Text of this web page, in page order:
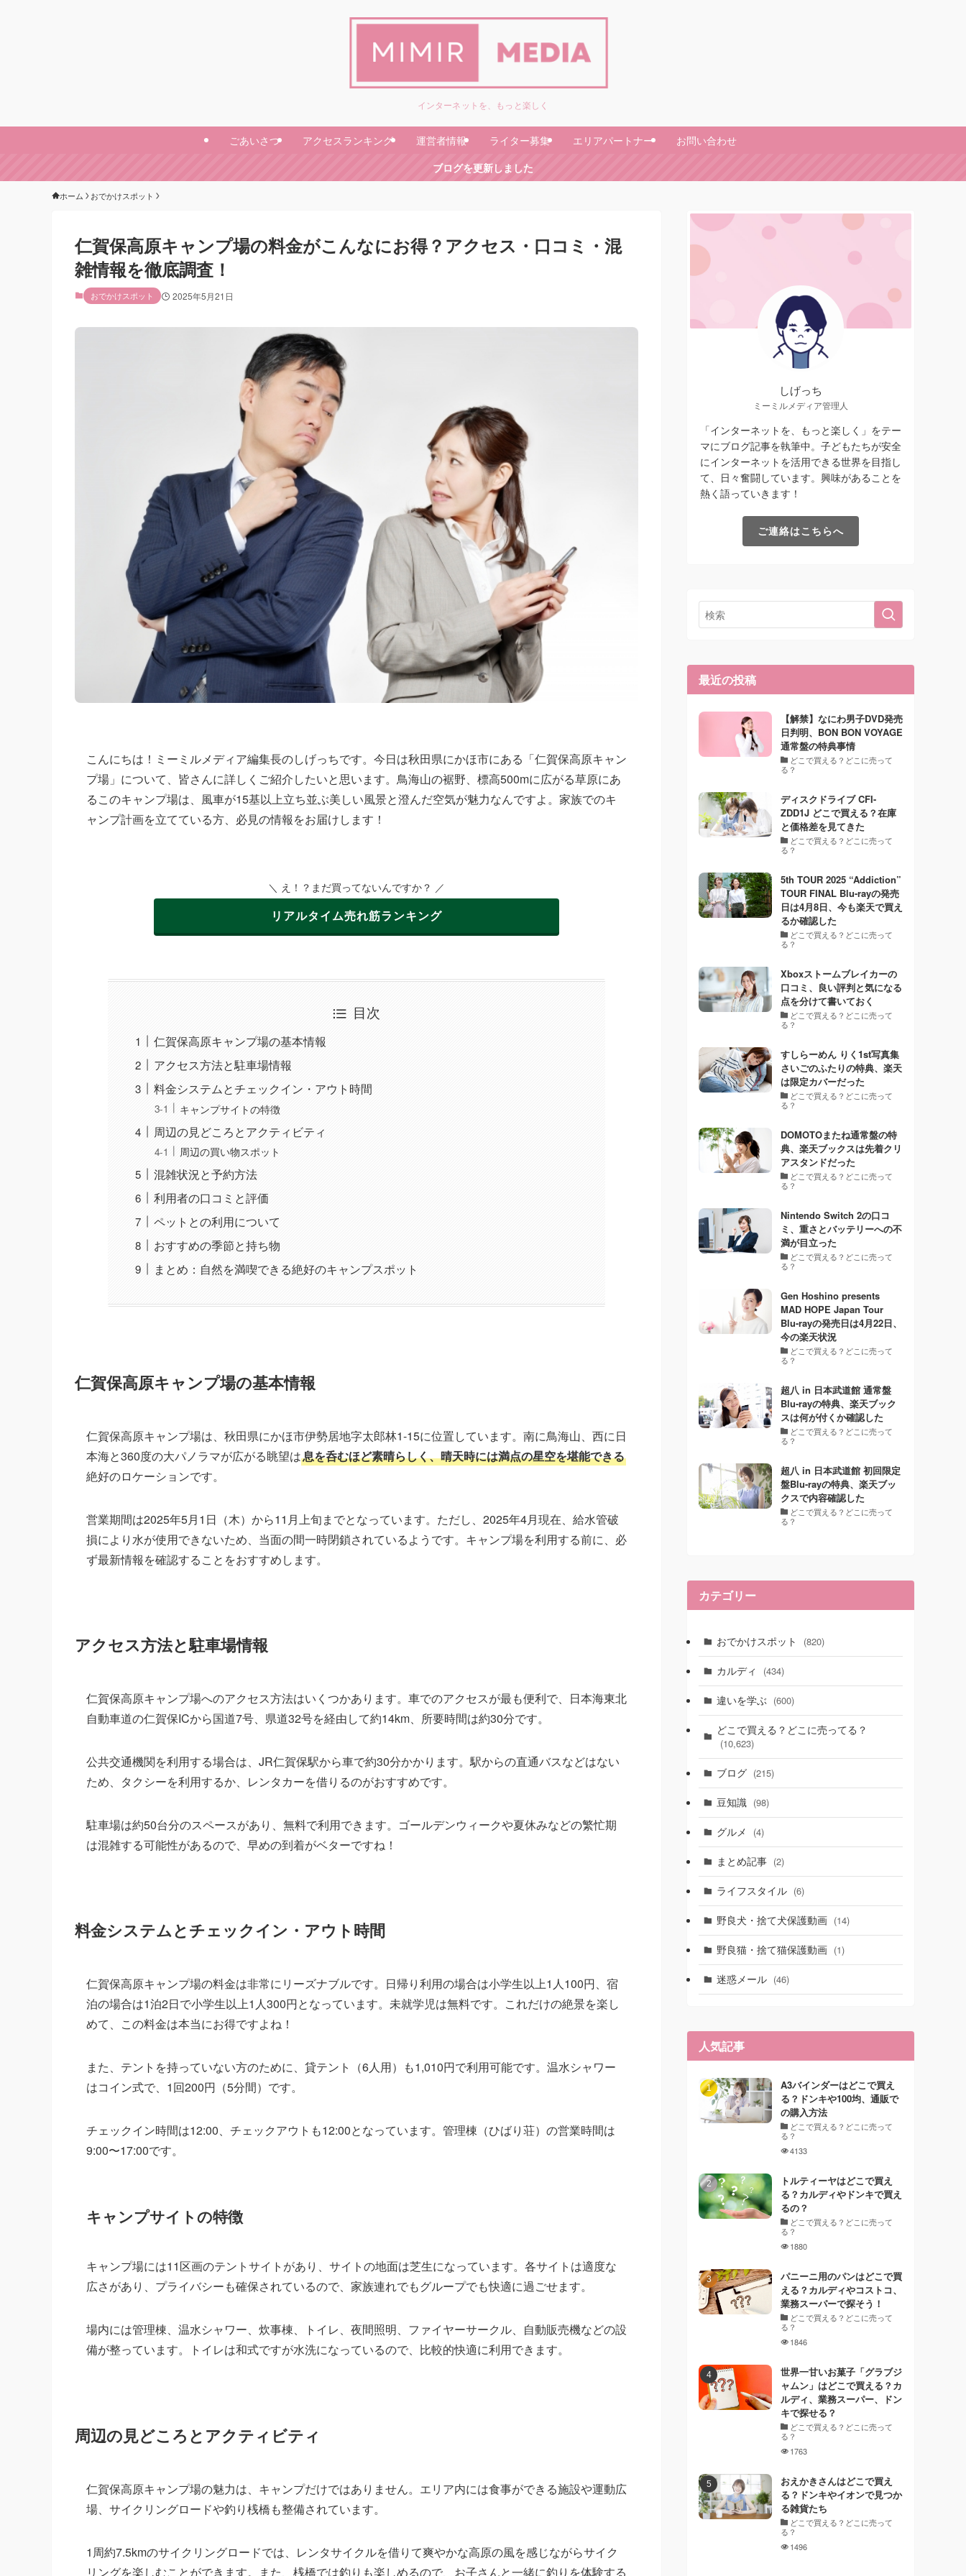
インターネットを、もっと楽しく
ごあいさつ アクセスランキング 運営者情報 ライター募集 エリアパートナー
お問い合わせ
ブログを更新しました
ホーム おでかけスポット
仁賀保高原キャンプ場の料金がこんなにお得？アクセス・口コミ・混
雑情報を徹底調査！
おでかけスポット 2025年5月21日
こんにちは！ミーミルメディア編集長のしげっちです。今日は秋田県にかほ市にある「仁賀保高原キャン
プ場」について、皆さんに詳しくご紹介したいと思います。鳥海山の裾野、標高500mに広がる草原にあ
るこのキャンプ場は、風車が15基以上立ち並ぶ美しい風景と澄んだ空気が魅力なんですよ。家族でのキ
ャンプ計画を立てている方、必見の情報をお届けします！
＼ え！？まだ買ってないんですか？ ／
リアルタイム売れ筋ランキング
目次
仁賀保高原キャンプ場の基本情報
アクセス方法と駐車場情報
料金システムとチェックイン・アウト時間
キャンプサイトの特徴
周辺の見どころとアクティビティ
周辺の買い物スポット
混雑状況と予約方法
利用者の口コミと評価
ペットとの利用について
おすすめの季節と持ち物
まとめ：自然を満喫できる絶好のキャンプスポット
仁賀保高原キャンプ場の基本情報
仁賀保高原キャンプ場は、秋田県にかほ市伊勢居地字太郎林1-15に位置しています。南に鳥海山、西に日
本海と360度の大パノラマが広がる眺望は息を呑むほど素晴らしく、晴天時には満点の星空を堪能できる
絶好のロケーションです。
営業期間は2025年5月1日（木）から11月上旬までとなっています。ただし、2025年4月現在、給水管破
損により水が使用できないため、当面の間一時閉鎖されているようです。キャンプ場を利用する前に、必
ず最新情報を確認することをおすすめします。
アクセス方法と駐車場情報
仁賀保高原キャンプ場へのアクセス方法はいくつかあります。車でのアクセスが最も便利で、日本海東北
自動車道の仁賀保ICから国道7号、県道32号を経由して約14km、所要時間は約30分です。
公共交通機関を利用する場合は、JR仁賀保駅から車で約30分かかります。駅からの直通バスなどはない
ため、タクシーを利用するか、レンタカーを借りるのがおすすめです。
駐車場は約50台分のスペースがあり、無料で利用できます。ゴールデンウィークや夏休みなどの繁忙期
は混雑する可能性があるので、早めの到着がベターですね！
料金システムとチェックイン・アウト時間
仁賀保高原キャンプ場の料金は非常にリーズナブルです。日帰り利用の場合は小学生以上1人100円、宿
泊の場合は1泊2日で小学生以上1人300円となっています。未就学児は無料です。これだけの絶景を楽し
めて、この料金は本当にお得ですよね！
また、テントを持っていない方のために、貸テント（6人用）も1,010円で利用可能です。温水シャワー
はコイン式で、1回200円（5分間）です。
チェックイン時間は12:00、チェックアウトも12:00となっています。管理棟（ひばり荘）の営業時間は
9:00〜17:00です。
キャンプサイトの特徴
キャンプ場には11区画のテントサイトがあり、サイトの地面は芝生になっています。各サイトは適度な
広さがあり、プライバシーも確保されているので、家族連れでもグループでも快適に過ごせます。
場内には管理棟、温水シャワー、炊事棟、トイレ、夜間照明、ファイヤーサークル、自動販売機などの設
備が整っています。トイレは和式ですが水洗になっているので、比較的快適に利用できます。
周辺の見どころとアクティビティ
仁賀保高原キャンプ場の魅力は、キャンプだけではありません。エリア内には食事ができる施設や運動広
場、サイクリングロードや釣り桟橋も整備されています。
1周約7.5kmのサイクリングロードでは、レンタサイクルを借りて爽やかな高原の風を感じながらサイク
リングを楽しむことができます。また、桟橋では釣りも楽しめるので、お子さんと一緒に釣りを体験する
しげっち
ミーミルメディア管理人
「インターネットを、もっと楽しく」をテー
マにブログ記事を執筆中。子どもたちが安全
にインターネットを活用できる世界を目指し
て、日々奮闘しています。興味があることを
熱く語っていきます！
ご連絡はこちらへ
最近の投稿
【解禁】なにわ男子DVD発売
日判明、BON BON VOYAGE
通常盤の特典事情
どこで買える？どこに売って
る？
ディスクドライブ CFI-
ZDD1J どこで買える？在庫
と価格差を見てきた
どこで買える？どこに売って
る？
5th TOUR 2025 “Addiction”
TOUR FINAL Blu-rayの発売
日は4月8日、今も楽天で買え
るか確認した
どこで買える？どこに売って
る？
Xboxストームブレイカーの
口コミ、良い評判と気になる
点を分けて書いておく
どこで買える？どこに売って
る？
すしらーめん りく1st写真集
さいごのふたりの特典、楽天
は限定カバーだった
どこで買える？どこに売って
る？
DOMOTOまたね通常盤の特
典、楽天ブックスは先着クリ
アスタンドだった
どこで買える？どこに売って
る？
Nintendo Switch 2の口コ
ミ、重さとバッテリーへの不
満が目立った
どこで買える？どこに売って
る？
Gen Hoshino presents
MAD HOPE Japan Tour
Blu-rayの発売日は4月22日、
今の楽天状況
どこで買える？どこに売って
る？
超八 in 日本武道館 通常盤
Blu-rayの特典、楽天ブック
スは何が付くか確認した
どこで買える？どこに売って
る？
超八 in 日本武道館 初回限定
盤Blu-rayの特典、楽天ブッ
クスで内容確認した
どこで買える？どこに売って
る？
カテゴリー
おでかけスポット (820)
カルディ (434)
違いを学ぶ (600)
どこで買える？どこに売ってる？
(10,623)
ブログ (215)
豆知識 (98)
グルメ (4)
まとめ記事 (2)
ライフスタイル (6)
野良犬・捨て犬保護動画 (14)
野良猫・捨て猫保護動画 (1)
迷惑メール (46)
人気記事
A3バインダーはどこで買え
る？ドンキや100均、通販で
の購入方法
どこで買える？どこに売って
る？
4133
トルティーヤはどこで買え
る？カルディやドンキで買え
るの？
どこで買える？どこに売って
る？
1880
パニーニ用のパンはどこで買
える？カルディやコストコ、
業務スーパーで探そう！
どこで買える？どこに売って
る？
1846
世界一甘いお菓子「グラブジ
ャムン」はどこで買える？カ
ルディ、業務スーパー、ドン
キで探せる？
どこで買える？どこに売って
る？
1763
おえかきさんはどこで買え
る？ドンキやイオンで見つか
る雑貨たち
どこで買える？どこに売って
る？
1496